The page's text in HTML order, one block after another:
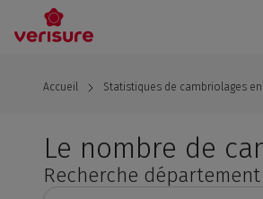
contenu
Accueil Statistiques de cambriolages en
Le nombre de
Recherche département